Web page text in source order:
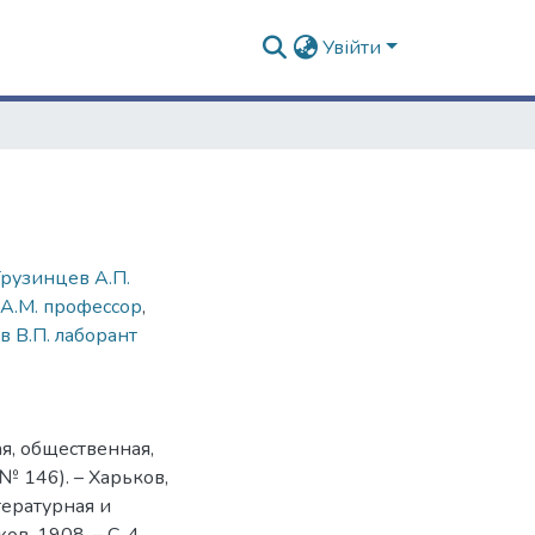
Увійти
А.П.
профессор,
В.П. лаборант
общественная,
146). – Харьков,
и